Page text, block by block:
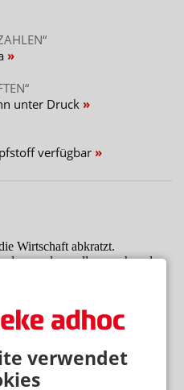
verwendet
unter Druck
verfügbar